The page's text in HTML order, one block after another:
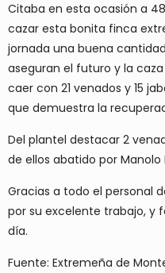
Citaba en esta ocasión a
cazar esta bonita finca
jornada una buena
aseguran el futuro y la
caer con 21 venados y 15
que demuestra la
Del plantel destacar 2
de ellos abatido por Manolo
Gracias a todo el personal
por su excelente trabajo, y
día.
Fuente: Extremeña de